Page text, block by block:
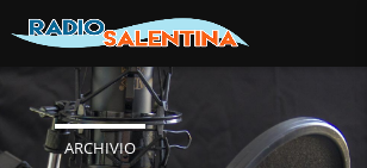
ARCHIVIO